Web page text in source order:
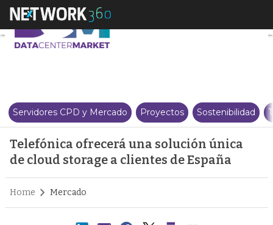
Telefónica ofrecerá una
Servidores CPD y Mercado Proyectos Sostenibilidad
Telefónica ofrecerá una solución única
de cloud storage a clientes de España
Home Mercado